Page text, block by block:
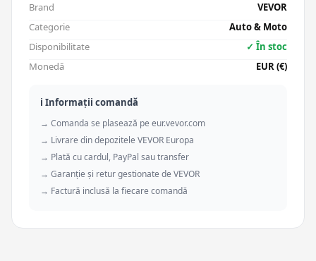
Brand
VEVOR
Categorie
Auto & Moto
Disponibilitate
✓ În stoc
Monedă
EUR (€)
ℹ️ Informații comandă
→ Comanda se plasează pe eur.vevor.com
→ Livrare din depozitele VEVOR Europa
→ Plată cu cardul, PayPal sau transfer
→ Garanție și retur gestionate de VEVOR
→ Factură inclusă la fiecare comandă